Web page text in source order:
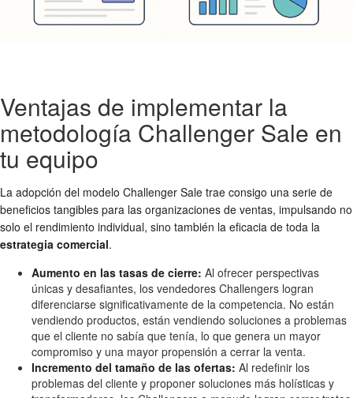
Ventajas de implementar la
metodología Challenger Sale en
tu equipo
La adopción del modelo Challenger Sale trae consigo una serie de
beneficios tangibles para las organizaciones de ventas, impulsando no
solo el rendimiento individual, sino también la eficacia de toda la
estrategia comercial.
Aumento en las tasas de cierre: Al ofrecer perspectivas
únicas y desafiantes, los vendedores Challengers logran
diferenciarse significativamente de la competencia. No están
vendiendo productos, están vendiendo soluciones a problemas
que el cliente no sabía que tenía, lo que genera un mayor
compromiso y una mayor propensión a cerrar la venta.
Incremento del tamaño de las ofertas: Al redefinir los
problemas del cliente y proponer soluciones más holísticas y